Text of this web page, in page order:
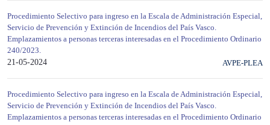
Procedimiento Selectivo para ingreso en la Escala de Administración Especial,
Servicio de Prevención y Extinción de Incendios del País Vasco.
Emplazamientos a personas terceras interesadas en el Procedimiento Ordinario
240/2023.
21-05-2024
AVPE-PLEA
Procedimiento Selectivo para ingreso en la Escala de Administración Especial,
Servicio de Prevención y Extinción de Incendios del País Vasco.
Emplazamientos a personas terceras interesadas en el Procedimiento Ordinario